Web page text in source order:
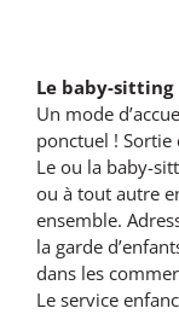
Le baby-sitting
Un mode
ponctuel ! Sortie
Le ou la baby-
ou à tout autre
ensemble.
la garde
dans les
Le service